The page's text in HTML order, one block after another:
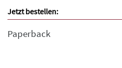
Jetzt bestellen:
Paperback